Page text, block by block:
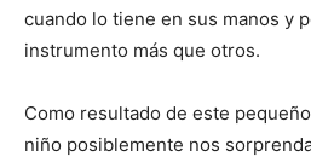
cuando lo tiene en sus manos y
instrumento más que otros.
Como resultado de este
niño posiblemente nos